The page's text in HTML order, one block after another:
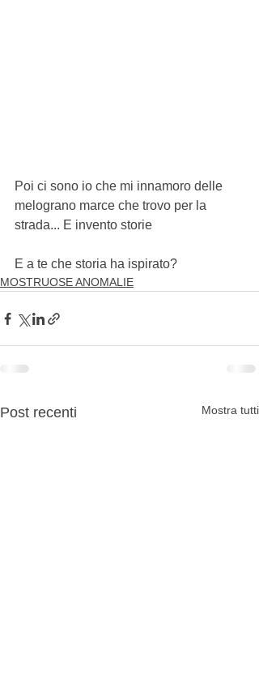
Poi ci sono io che mi innamoro delle
melograno marce che trovo per la
strada... E invento storie
E a te che storia ha ispirato?
MOSTRUOSE ANOMALIE
Post recenti Mostra tutti